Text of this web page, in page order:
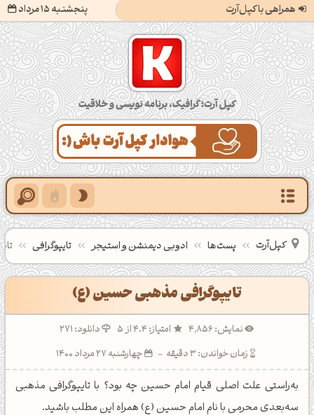
همراهی با کپل‌آرت پنجشنبه 15 مرداد کپل‌آرت؛ گرافیک، برنامه‌نویسی و خلاقیت
کپل‌آرت پست‌ها ادوبی دیمنشن و استیجر تایپوگرافی
تایپوگرافی مذهبی حسین (ع)
نمایش: 4,856 امتیاز: 4.4 از 5
دانلود: 271
زمان خواندن: 3 دقیقه
- چهارشنبه 27 مرداد 1400
به‌راستی علت اصلی قیام امام حسین چه بود؟ با تایپوگرافی مذهبی
سه‌بعدی محرمی با نام امام حسین (ع) همراه این مطلب باشید.